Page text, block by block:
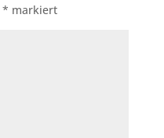
* markiert